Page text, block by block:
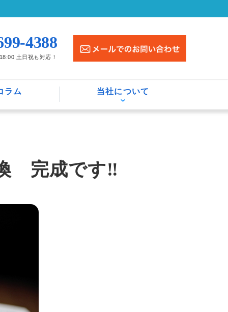
4388
土日祝も対応！
ラム 当社について
完成です‼